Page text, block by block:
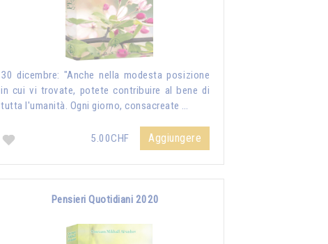
30 dicembre: "Anche nella modesta posizione
in cui vi trovate, potete contribuire al bene di
tutta l'umanità. Ogni giorno, consacreate …
5.00CHF Aggiungere
Pensieri Quotidiani 2020